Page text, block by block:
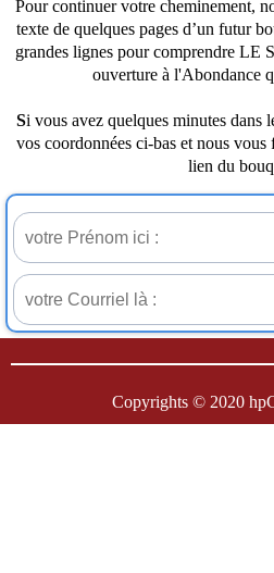
Pour continuer votre cheminement,
texte de quelques pages d’un futur
grandes lignes pour comprendre LE
ouverture à l'Abondance
Si vous avez quelques minutes dans
vos coordonnées ci-bas et nous
lien du
Copyrights © 2020